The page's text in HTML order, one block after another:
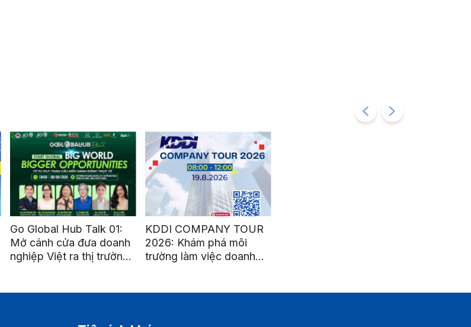
Go Global Hub Talk 01:
Mở cánh cửa đưa doanh
nghiệp Việt ra thị trường
KDDI COMPANY TOUR
2026: Khám phá môi
trường làm việc doanh